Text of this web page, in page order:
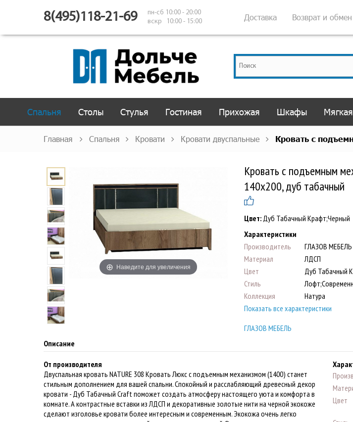
8(495)118-21-69
пн-сб 10:00 - 20:00
вскр 10:00 - 15:00
Доставка Возврат и обмен
Спальня Столы Стулья Гостиная Прихожая Шкафы Мягкая
Главная Спальня Кровати Кровати двуспальные Кровать с
Наведите для увеличения
Кровать с подъемным
140х200, дуб табачный
Цвет: Дуб Табачный Крафт;Черный
Характеристики
Производитель
ГЛАЗОВ МЕБЕЛЬ
Материал
ЛДСП
Цвет
Дуб Табачный
Стиль
Коллекция
Натура
Показать все характеристики
ГЛАЗОВ МЕБЕЛЬ
Описание
От производителя
Двуспальная кровать NATURE 308 Кровать Люкс с подъемным механизмом (1400) станет
стильным дополнением для вашей спальни. Спокойный и расслабляющий древесный декор
кровати - Дуб Табачный Craft поможет создать атмосферу настоящего уюта и комфорта в
комнате. А контрастные вставки из ЛДСП и декоративные золотые нити на черной экокоже
сделают изголовье кровати более интересным и современным. Экокожа очень легко
Цвет